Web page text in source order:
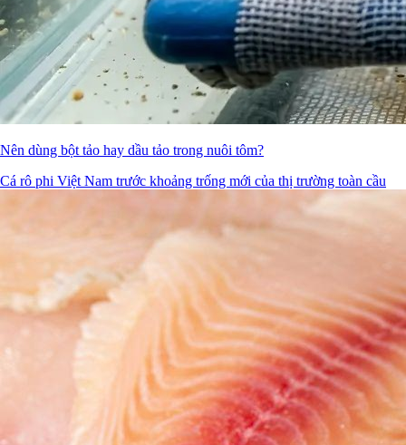
Nên dùng bột tảo hay dầu tảo trong nuôi tôm?
Cá rô phi Việt Nam trước khoảng trống mới của thị trường toàn cầu